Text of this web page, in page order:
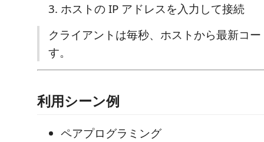
ホストの IP アドレスを入力して接続
クライアントは毎秒、ホストから最新コ
す。
利用シーン例
ペアプログラミング